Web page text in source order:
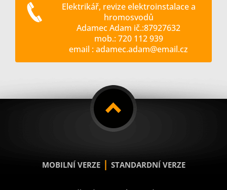
Elektrikář, revize elektroinstalace a
hromosvodů
Adamec Adam ič.:87927632
mob.: 720 112 939
email : adamec.adam@email.cz
MOBILNÍ VERZE | STANDARDNÍ VERZE